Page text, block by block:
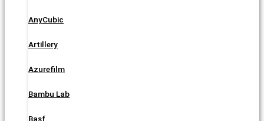
AnyCubic
Artillery
Azurefilm
Bambu Lab
Basf